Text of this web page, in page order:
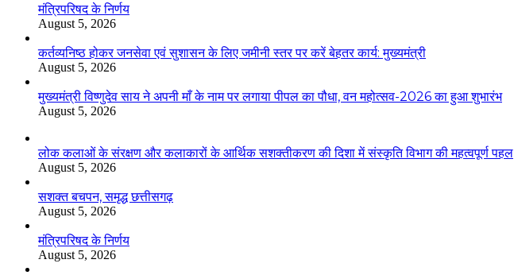
मंत्रिपरिषद के निर्णय
August 5, 2026
कर्तव्यनिष्ठ होकर जनसेवा एवं सुशासन के लिए जमीनी स्तर पर करें बेहतर कार्य: मुख्यमंत्री
August 5, 2026
मुख्यमंत्री विष्णुदेव साय ने अपनी माँ के नाम पर लगाया पीपल का पौधा, वन महोत्सव-2026 का हुआ शुभारंभ
August 5, 2026
लोक कलाओं के संरक्षण और कलाकारों के आर्थिक सशक्तीकरण की दिशा में संस्कृति विभाग की महत्वपूर्ण पहल
August 5, 2026
सशक्त बचपन, समृद्ध छत्तीसगढ़
August 5, 2026
मंत्रिपरिषद के निर्णय
August 5, 2026